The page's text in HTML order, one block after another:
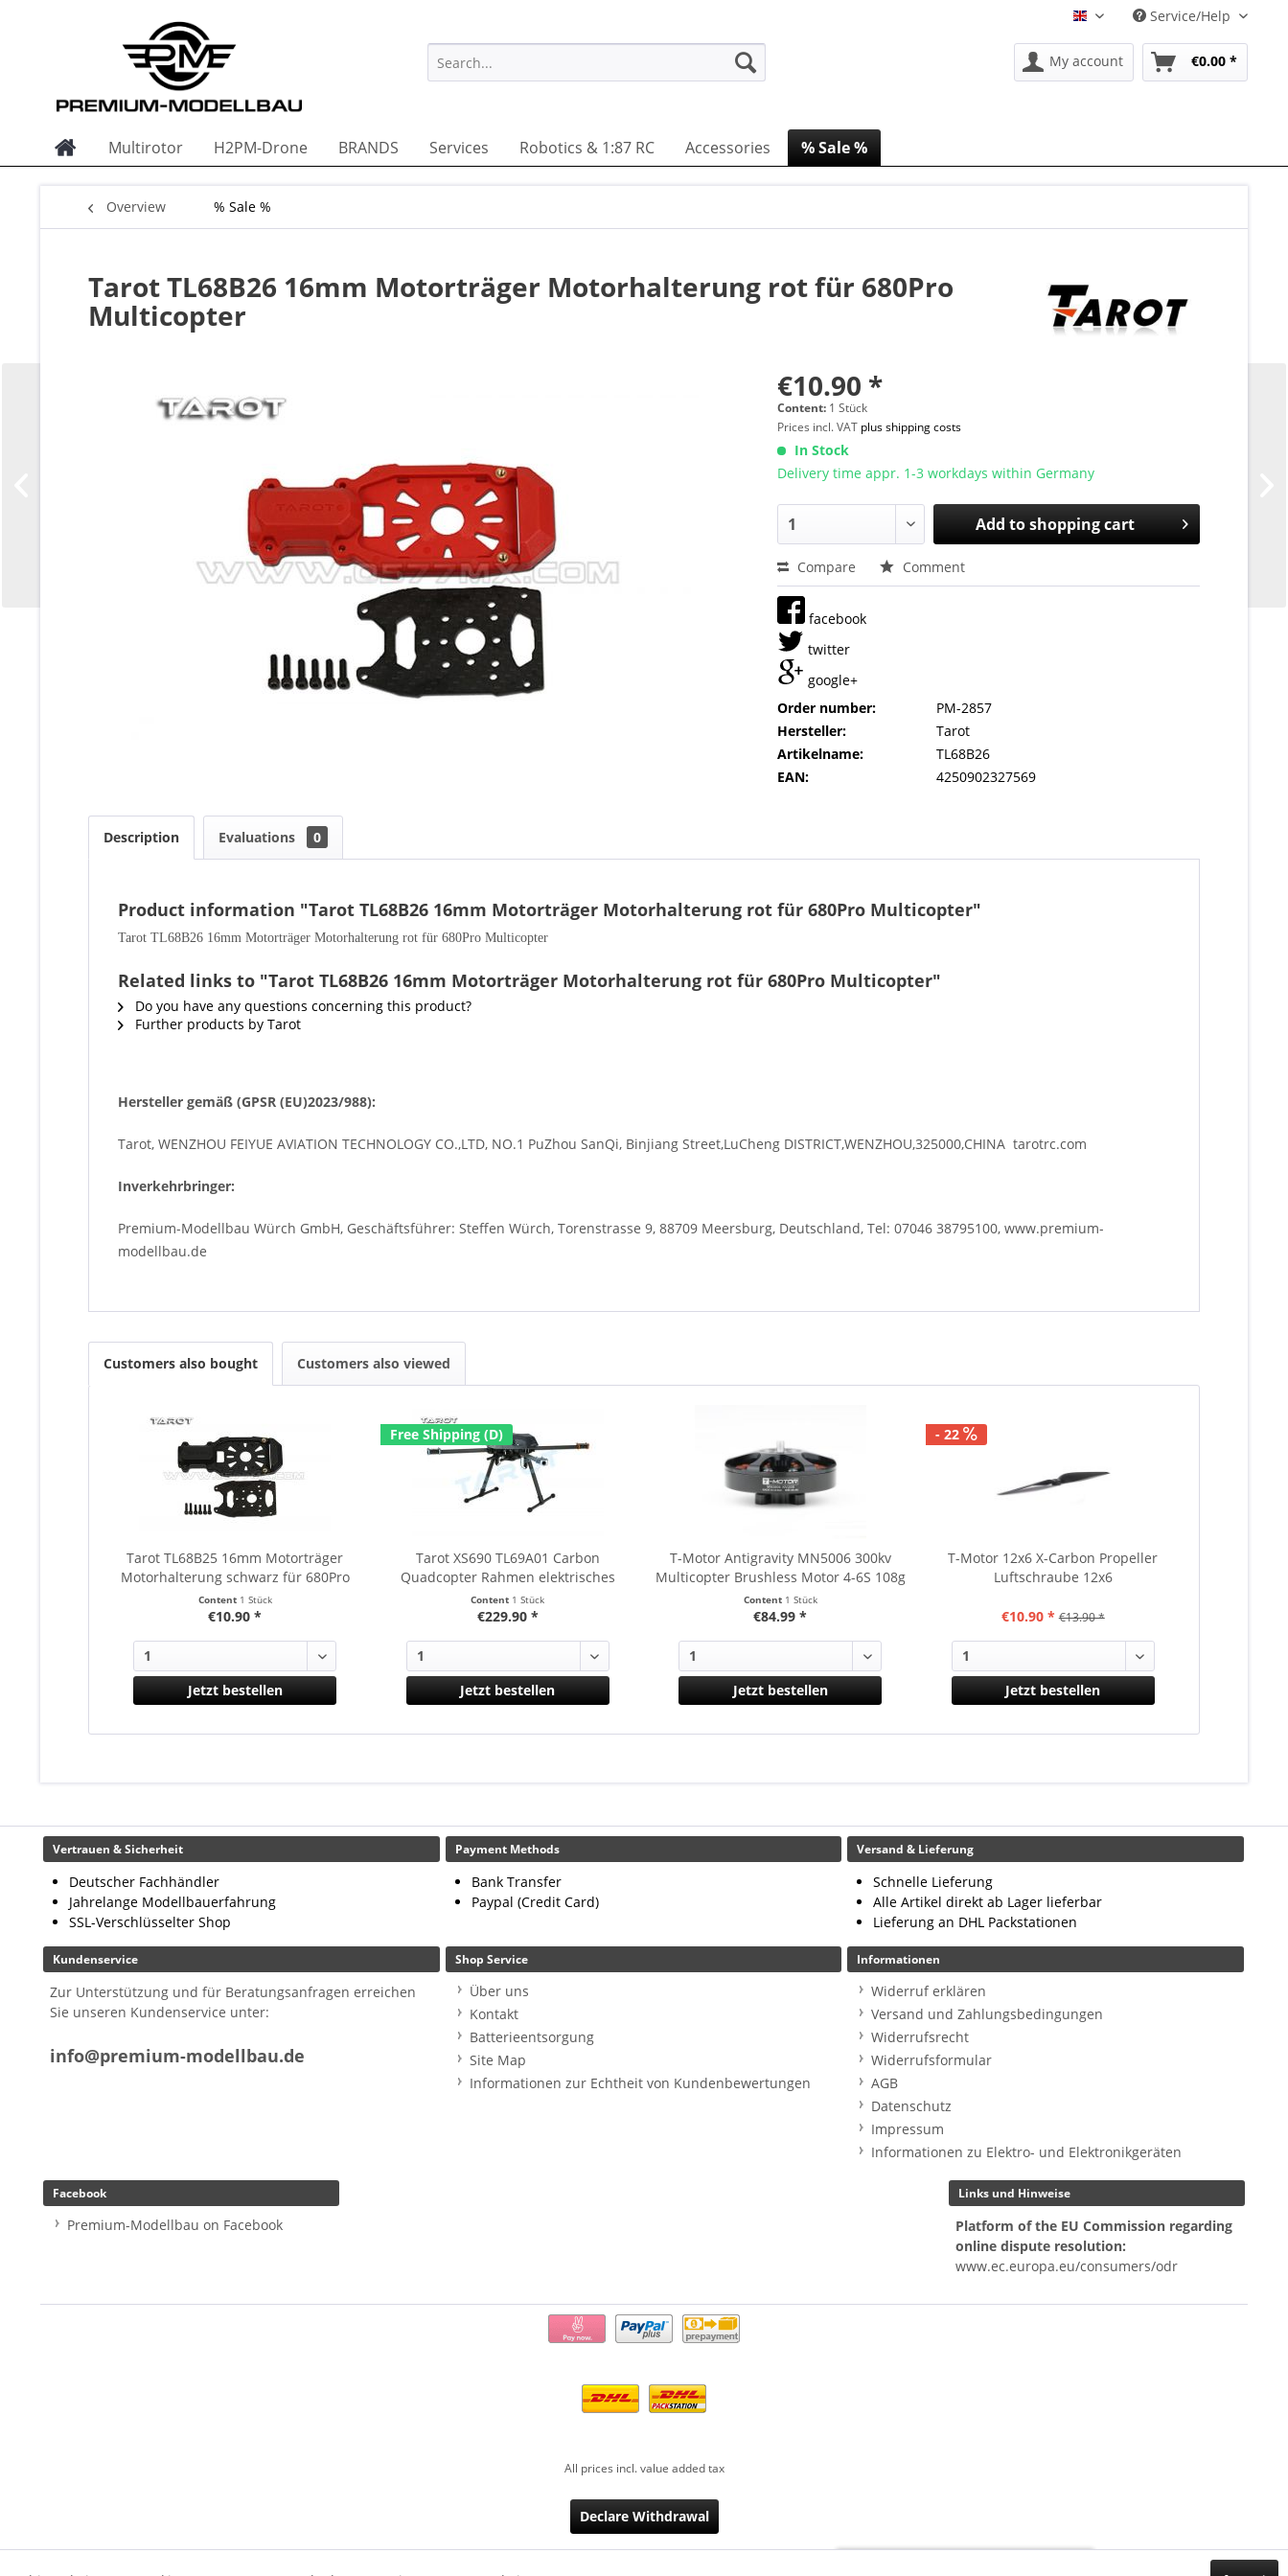
EN Service/Help
My account €0.00 *
Multirotor H2PM-Drone BRANDS Services Robotics & 1:87 RC Accessories % Sale %
Overview % Sale %
Tarot TL68B26 16mm Motorträger Motorhalterung rot für 680Pro
Multicopter
€10.90 *
Content: 1 Stück
Prices incl. VAT plus shipping costs
In Stock
Delivery time appr. 1-3 workdays within Germany
Add toshopping cart
Compare Comment
facebook
twitter
google+
Order number:
PM-2857
Hersteller:
Tarot
Artikelname:
TL68B26
EAN:
4250902327569
Description Evaluations 0
Product information "Tarot TL68B26 16mm Motorträger Motorhalterung rot für 680Pro Multicopter"
Tarot TL68B26 16mm Motorträger Motorhalterung rot für 680Pro Multicopter
Related links to "Tarot TL68B26 16mm Motorträger Motorhalterung rot für 680Pro Multicopter"
Do you have any questions concerning this product?
Further products by Tarot
Hersteller gemäß (GPSR (EU)2023/988):
Tarot, WENZHOU FEIYUE AVIATION TECHNOLOGY CO.,LTD, NO.1 PuZhou SanQi, Binjiang Street,LuCheng DISTRICT,WENZHOU,325000,CHINA tarotrc.com
Inverkehrbringer:
Premium-Modellbau Würch GmbH, Geschäftsführer: Steffen Würch, Torenstrasse 9, 88709 Meersburg, Deutschland, Tel: 07046 38795100, www.premium-
modellbau.de
Customers also bought Customers also viewed
Tarot TL68B25 16mm Motorträger
Motorhalterung schwarz für 680Pro
Multicopter
Content 1 Stück
€10.90 *
Jetzt bestellen
Free Shipping (D)
Tarot XS690 TL69A01 Carbon
Quadcopter Rahmen elektrisches
Landegestell
Content 1 Stück
€229.90 *
Jetzt bestellen
T-Motor Antigravity MN5006 300kv
Multicopter Brushless Motor 4-6S 108g
Content 1 Stück
€84.99 *
Jetzt bestellen
- 22
T-Motor 12x6 X-Carbon Propeller
Luftschraube 12x6
€10.90 * €13.90 *
Jetzt bestellen
Vertrauen & Sicherheit
Deutscher Fachhändler
Jahrelange Modellbauerfahrung
SSL-Verschlüsselter Shop
Payment Methods
Bank Transfer
Paypal (Credit Card)
Versand & Lieferung
Schnelle Lieferung
Alle Artikel direkt ab Lager lieferbar
Lieferung an DHL Packstationen
Kundenservice
Zur Unterstützung und für Beratungsanfragen erreichen
Sie unseren Kundenservice unter:
info@premium-modellbau.de
Shop Service
Über uns
Kontakt
Batterieentsorgung
Site Map
Informationen zur Echtheit von Kundenbewertungen
Informationen
Widerruf erklären
Versand und Zahlungsbedingungen
Widerrufsrecht
Widerrufsformular
AGB
Datenschutz
Impressum
Informationen zu Elektro- und Elektronikgeräten
Facebook
Premium-Modellbau on Facebook
Links und Hinweise
Platform of the EU Commission regarding
online dispute resolution:
www.ec.europa.eu/consumers/odr
All prices incl. value added tax
Declare Withdrawal